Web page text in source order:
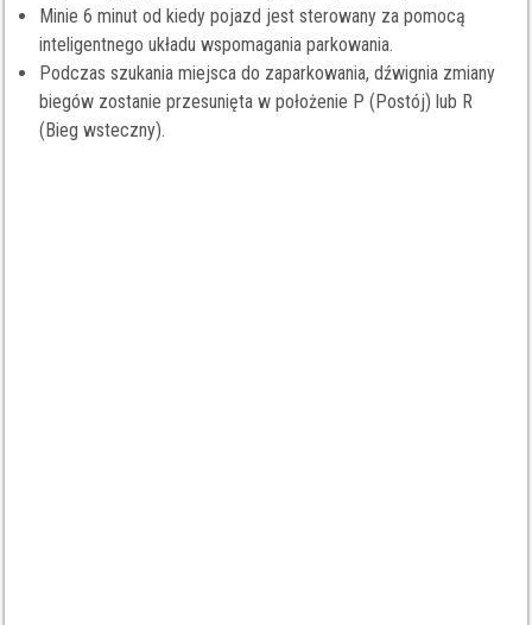
Minie 6 minut od kiedy pojazd jest sterowany za pomocą
inteligentnego układu wspomagania parkowania.
Podczas szukania miejsca do zaparkowania, dźwignia zmiany
biegów zostanie przesunięta w położenie P (Postój) lub R
(Bieg wsteczny).